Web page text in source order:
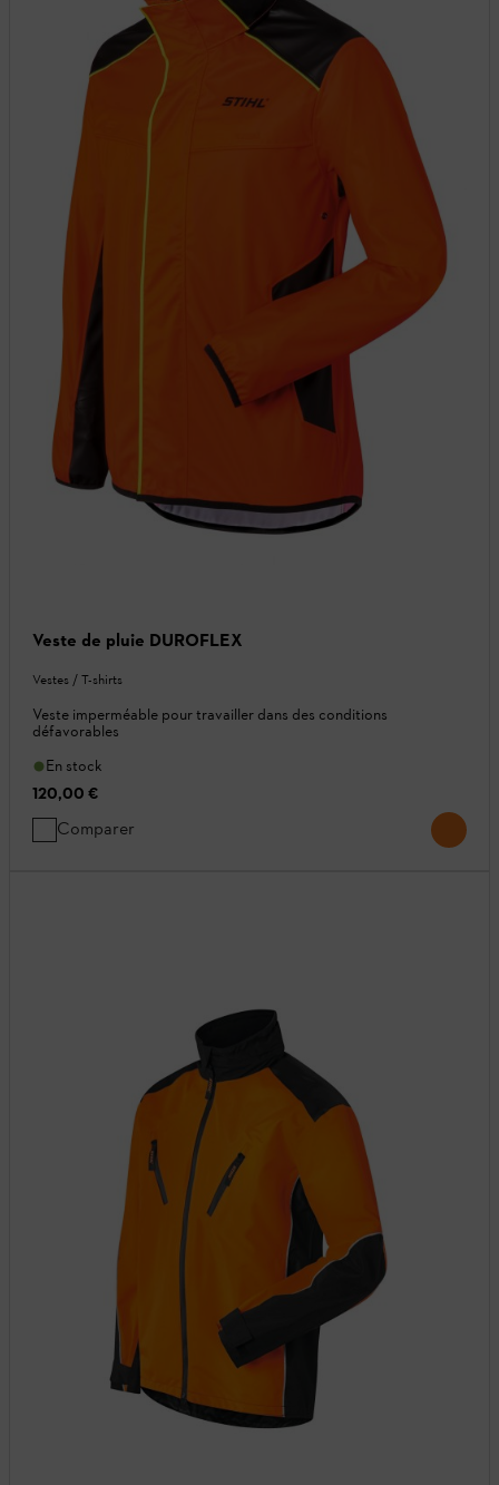
Veste de pluie DUROFLEX
Vestes / T-shirts
Veste imperméable pour travailler dans des conditions
défavorables
En stock
120,00 €
Comparer